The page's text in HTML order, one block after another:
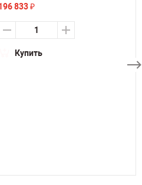
833₽
Купить